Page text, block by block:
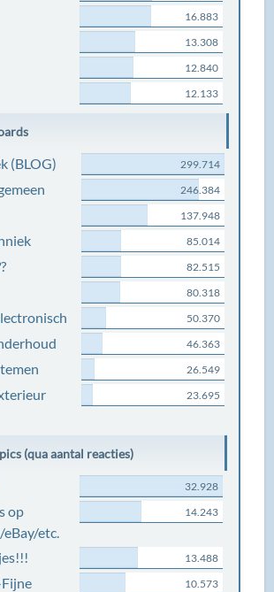
16.883
13.308
12.840
12.133
(BLOG) 299.714
246.384
137.948
85.014
82.515
80.318
50.370
46.363
26.549
23.695
(qua aantal reacties)
32.928
op
etc.
14.243
13.488
10.573